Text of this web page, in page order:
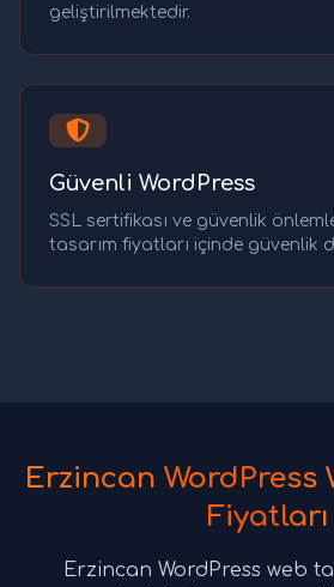
geliştirilmektedir.
Güvenli WordPress
SSL sertifikası ve güvenlik
tasarım fiyatları içinde güvenlik
Erzincan WordPress
Fiyatları
Erzincan WordPress web